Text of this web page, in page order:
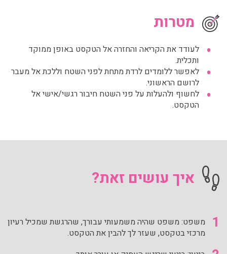
מטרות
לעודד את הקריאה והחזרה אל הטקסט באופן ממוקד
ותכלית.
לאפשר ללומדים לרדת מתחת לפני השטח וללכת אל מעבר
לרושם הראשוני.
לחשוף ולהעלות על פני השטח חיבור רגשי/אישי אל
הטקסט.
איך עושים זאת?
1
משפט: משפט שהיה משמעותי עבורך, שהרגשת שמכיל רעיון
מרכזי בטקסט, שעזר לך להבין את הטקסט.